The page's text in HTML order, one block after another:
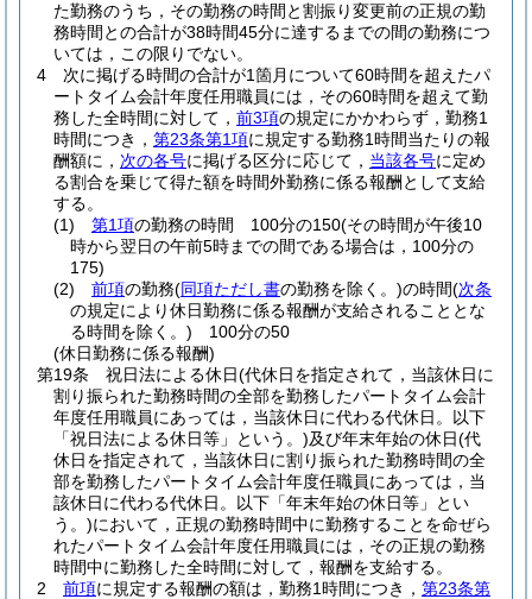
た勤務のうち，その勤務の時間と割振り変更前の正規の勤
務時間との合計が38時間45分に達するまでの間の勤務につ
いては，この限りでない。
4
次に掲げる時間の合計が1箇月について60時間を超えたパ
ートタイム会計年度任用職員には，その60時間を超えて勤
務した全時間に対して， 前3項の規定にかかわらず，勤務1
時間につき， 第23条第1項に規定する勤務1時間当たりの報
酬額に， 次の各号に掲げる区分に応じて， 当該各号に定め
る割合を乗じて得た額を時間外勤務に係る報酬として支給
する。
(1)
第1項の勤務の時間 100分の150(その時間が午後10
時から翌日の午前5時までの間である場合は，100分の
175)
(2)
前項の勤務(同項ただし書の勤務を除く。)の時間(次条
の規定により休日勤務に係る報酬が支給されることとな
る時間を除く。) 100分の50
(休日勤務に係る報酬)
第19条
祝日法による休日(代休日を指定されて，当該休日に
割り振られた勤務時間の全部を勤務したパートタイム会計
年度任用職員にあっては，当該休日に代わる代休日。以下
「祝日法による休日等」という。)及び年末年始の休日(代
休日を指定されて，当該休日に割り振られた勤務時間の全
部を勤務したパートタイム会計年度任職員にあっては，当
該休日に代わる代休日。以下「年末年始の休日等」とい
う。)において，正規の勤務時間中に勤務することを命ぜら
れたパートタイム会計年度任用職員には，その正規の勤務
時間中に勤務した全時間に対して，報酬を支給する。
2
前項に規定する報酬の額は，勤務1時間につき， 第23条第